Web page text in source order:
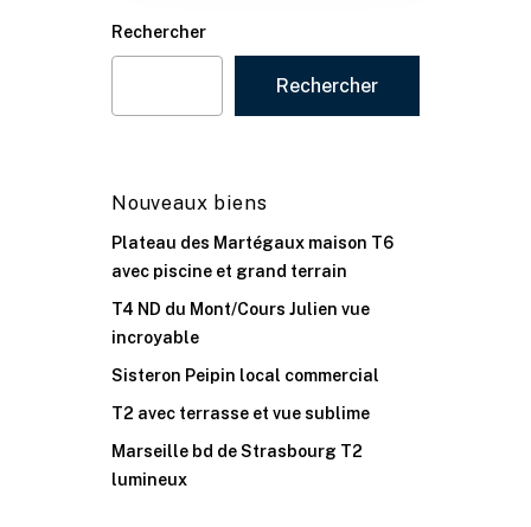
Rechercher
Rechercher
Nouveaux biens
Plateau des Martégaux maison T6
avec piscine et grand terrain
T4 ND du Mont/Cours Julien vue
incroyable
Sisteron Peipin local commercial
T2 avec terrasse et vue sublime
Marseille bd de Strasbourg T2
lumineux